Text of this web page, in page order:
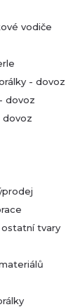
vodiče
- dovoz
dovoz
dovoz
ostatní tvary